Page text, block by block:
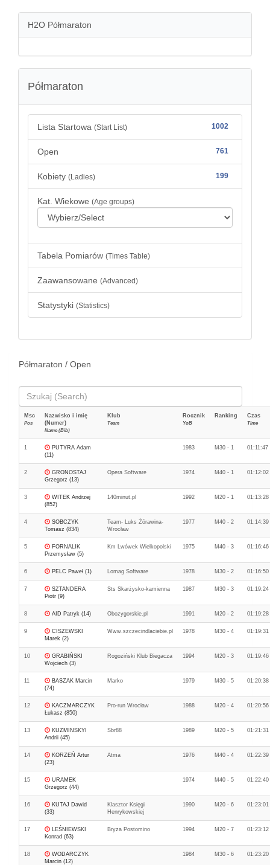
H2O Półmaraton
Półmaraton
Lista Startowa (Start List) 1002
Open 761
Kobiety (Ladies) 199
Kat. Wiekowe (Age groups)
Tabela Pomiarów (Times Table)
Zaawansowane (Advanced)
Statystyki (Statistics)
Półmaraton / Open
Msc
Pos
Nazwisko i imię
(Numer)
Name (Bib)
Klub
Team
Rocznik
YoB
Ranking Czas
Time
1
PUTYRA Adam
(11)
1983 M30 - 1 01:11:47
2
GRONOSTAJ
Grzegorz (13)
Opera Software 1974 M40 - 1 01:12:02
3
WITEK Andrzej
(852)
140minut.pl 1992 M20 - 1 01:13:28
4
SOBCZYK
Tomasz (834)
Team- Luks Żórawina-
Wrocław
1977 M40 - 2 01:14:39
5
FORNALIK
Przemysław (5)
Km Lwówek Wielkopolski 1975 M40 - 3 01:16:46
6 PELC Paweł (1) Lomag Software 1978 M30 - 2 01:16:50
7
SZTANDERA
Piotr (9)
Sts Skarżysko-kamienna 1987 M30 - 3 01:19:24
8 AID Patryk (14) Obozygorskie.pl 1991 M20 - 2 01:19:28
9
CISZEWSKI
Marek (2)
Www.szczecindlaciebie.pl 1978 M30 - 4 01:19:31
10
GRABIŃSKI
Wojciech (3)
Rogoziński Klub Biegacza 1994 M20 - 3 01:19:46
11
BASZAK Marcin
(74)
Marko 1979 M30 - 5 01:20:38
12
KACZMARCZYK
Łukasz (850)
Pro-run Wrocław 1988 M20 - 4 01:20:56
13
KUZMINSKYI
Andrii (45)
Sbr88 1989 M20 - 5 01:21:31
14
KORZEŃ Artur
(23)
Atma 1976 M40 - 4 01:22:39
15
URAMEK
Grzegorz (44)
1974 M40 - 5 01:22:40
16
KUTAJ Dawid
(33)
Klasztor Księgi
Henrykowskiej
1990 M20 - 6 01:23:01
17
LEŚNIEWSKI
Konrad (63)
Bryza Postomino 1994 M20 - 7 01:23:12
18
WODARCZYK
Marcin (12)
1984 M30 - 6 01:23:20